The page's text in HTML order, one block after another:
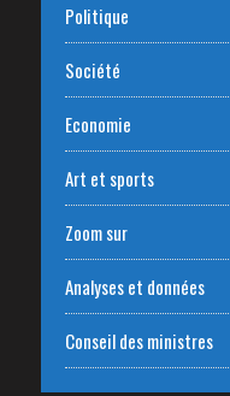
Politique
Société
Economie
Art et sports
Zoom sur
Analyses et données
Conseil des ministres